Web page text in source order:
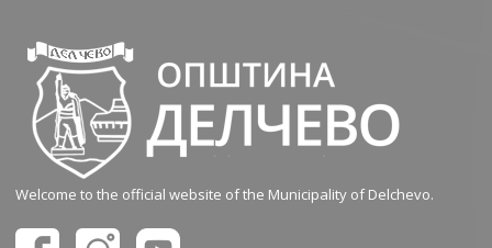
Welcome to the official website of the Municipality of Delchevo.